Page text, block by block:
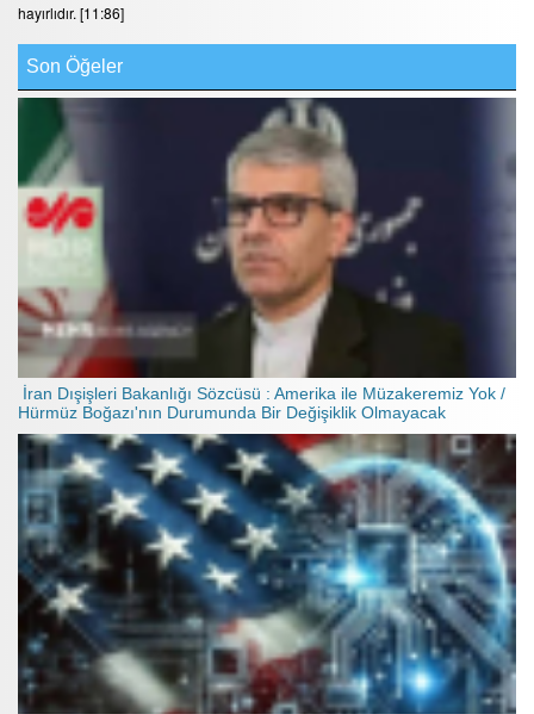
hayırlıdır. [11:86]
Son Öğeler
İran Dışişleri Bakanlığı Sözcüsü : Amerika ile Müzakeremiz Yok /
Hürmüz Boğazı'nın Durumunda Bir Değişiklik Olmayacak